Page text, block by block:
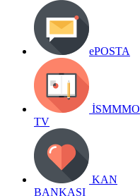
ePOSTA
İSMMMO
TV
KAN
BANKASI